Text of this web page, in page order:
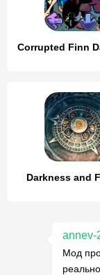
Darkness and
annev-
Мод